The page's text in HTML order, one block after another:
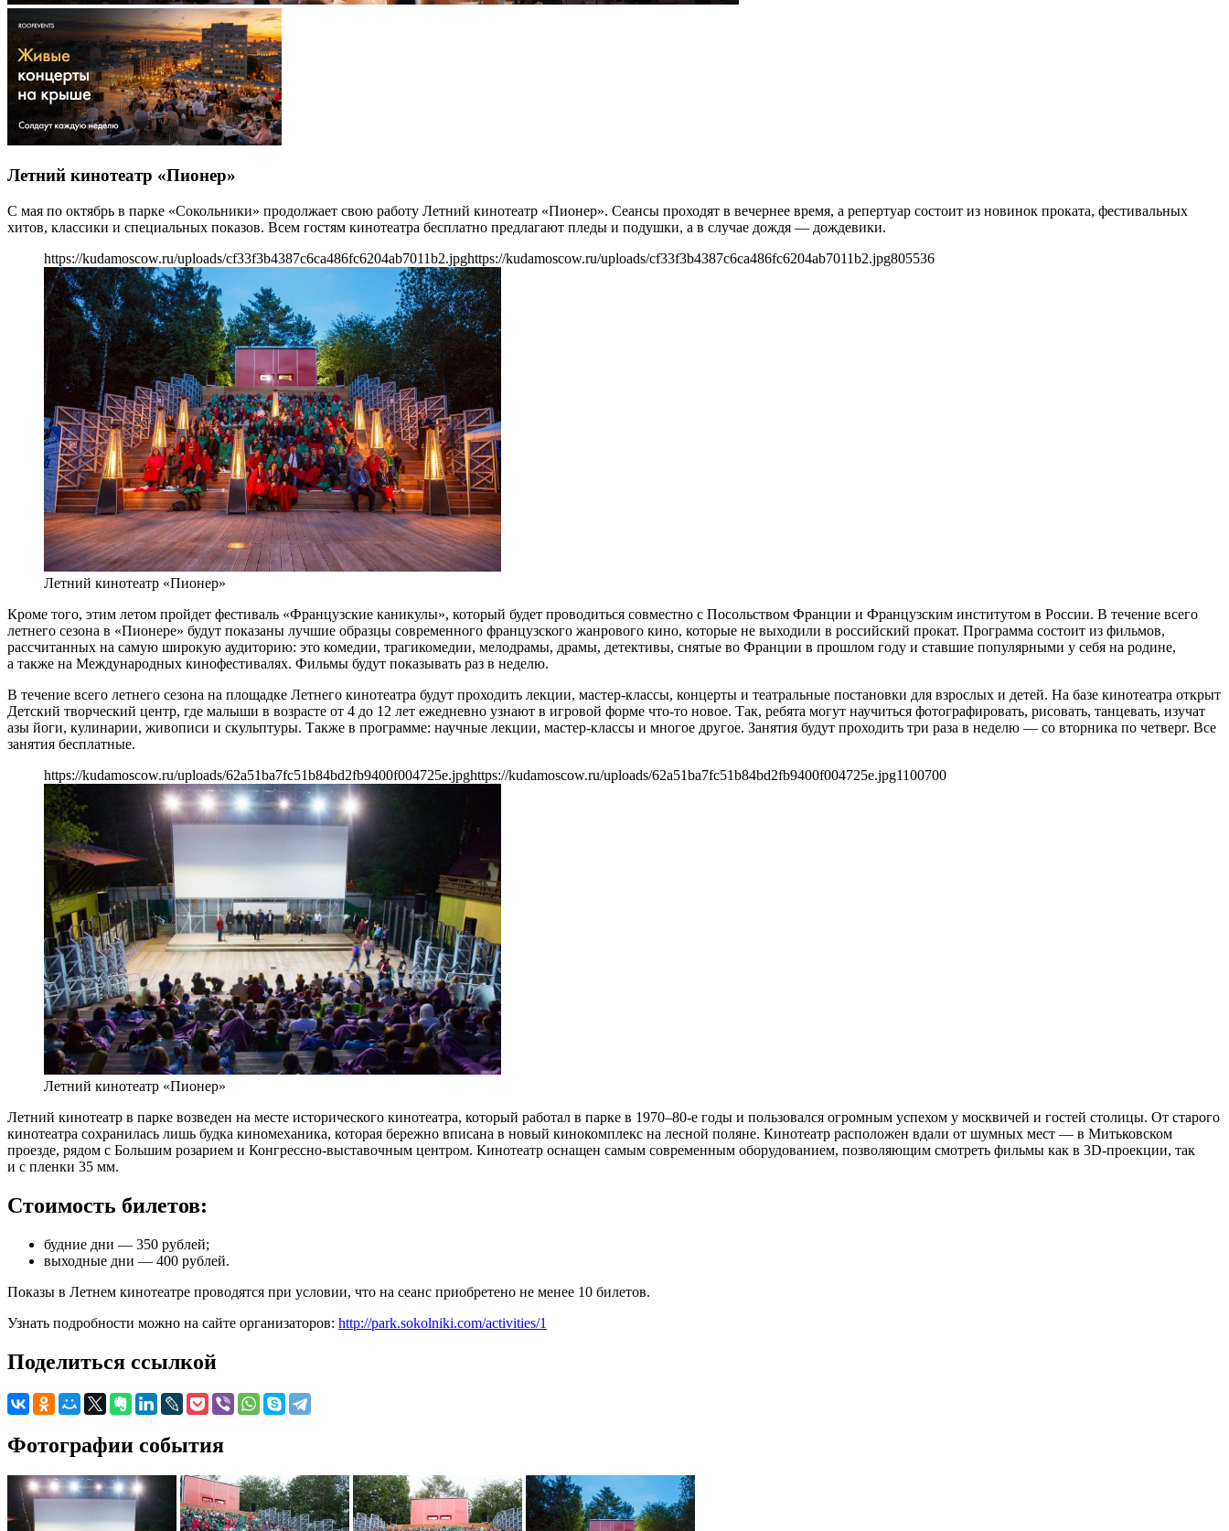
Летний кинотеатр «Пионер»
С мая по октябрь в парке «Сокольники» продолжает свою работу Летний кинотеатр «Пионер». Сеансы проходят в вечернее время, а репертуар состоит из новинок проката, фестивальных
хитов, классики и специальных показов. Всем гостям кинотеатра бесплатно предлагают пледы и подушки, а в случае дождя — дождевики.
https://kudamoscow.ru/uploads/cf33f3b4387c6ca486fc6204ab7011b2.jpghttps://kudamoscow.ru/uploads/cf33f3b4387c6ca486fc6204ab7011b2.jpg805536
Летний кинотеатр «Пионер»
Кроме того, этим летом пройдет фестиваль «Французские каникулы», который будет проводиться совместно с Посольством Франции и Французским институтом в России. В течение всего
летнего сезона в «Пионере» будут показаны лучшие образцы современного французского жанрового кино, которые не выходили в российский прокат. Программа состоит из фильмов,
рассчитанных на самую широкую аудиторию: это комедии, трагикомедии, мелодрамы, драмы, детективы, снятые во Франции в прошлом году и ставшие популярными у себя на родине,
а также на Международных кинофестивалях. Фильмы будут показывать раз в неделю.
В течение всего летнего сезона на площадке Летнего кинотеатра будут проходить лекции, мастер-классы, концерты и театральные постановки для взрослых и детей. На базе кинотеатра открыт
Детский творческий центр, где малыши в возрасте от 4 до 12 лет ежедневно узнают в игровой форме что-то новое. Так, ребята могут научиться фотографировать, рисовать, танцевать, изучат
азы йоги, кулинарии, живописи и скульптуры. Также в программе: научные лекции, мастер-классы и многое другое. Занятия будут проходить три раза в неделю — со вторника по четверг. Все
занятия бесплатные.
https://kudamoscow.ru/uploads/62a51ba7fc51b84bd2fb9400f004725e.jpghttps://kudamoscow.ru/uploads/62a51ba7fc51b84bd2fb9400f004725e.jpg1100700
Летний кинотеатр «Пионер»
Летний кинотеатр в парке возведен на месте исторического кинотеатра, который работал в парке в 1970–80-е годы и пользовался огромным успехом у москвичей и гостей столицы. От старого
кинотеатра сохранилась лишь будка киномеханика, которая бережно вписана в новый кинокомплекс на лесной поляне. Кинотеатр расположен вдали от шумных мест — в Митьковском
проезде, рядом с Большим розарием и Конгрессно-выставочным центром. Кинотеатр оснащен самым современным оборудованием, позволяющим смотреть фильмы как в 3D-проекции, так
и с пленки 35 мм.
Стоимость билетов:
будние дни — 350 рублей;
выходные дни — 400 рублей.
Показы в Летнем кинотеатре проводятся при условии, что на сеанс приобретено не менее 10 билетов.
Узнать подробности можно на сайте организаторов: http://park.sokolniki.com/activities/1
Поделиться ссылкой
Фотографии события